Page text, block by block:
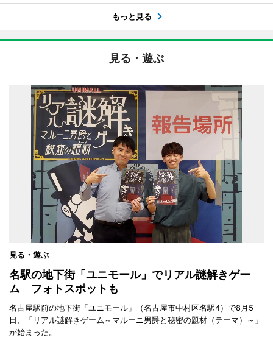
もっと見る
見る・遊ぶ
見る・遊ぶ
名駅の地下街「ユニモール」でリアル謎解きゲー
ム フォトスポットも
名古屋駅前の地下街「ユニモール」（名古屋市中村区名駅4）で8月5
日、「リアル謎解きゲーム～マルーニ男爵と秘密の題材（テーマ）～」
が始まった。